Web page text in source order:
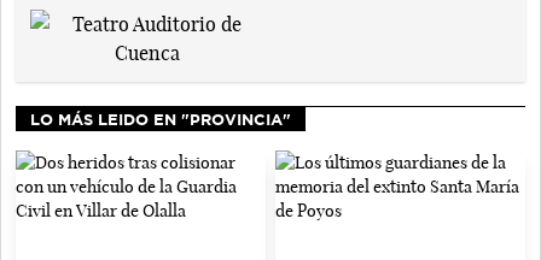
LO MÁS LEIDO EN "PROVINCIA"